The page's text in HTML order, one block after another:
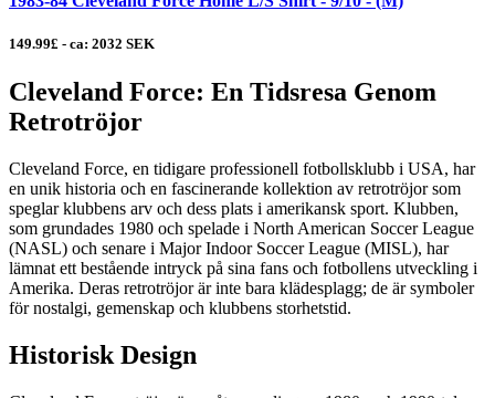
149.99£ - ca: 2032 SEK
Cleveland Force: En Tidsresa Genom
Retrotröjor
Cleveland Force, en tidigare professionell fotbollsklubb i USA, har
en unik historia och en fascinerande kollektion av retrotröjor som
speglar klubbens arv och dess plats i amerikansk sport. Klubben,
som grundades 1980 och spelade i North American Soccer League
(NASL) och senare i Major Indoor Soccer League (MISL), har
lämnat ett bestående intryck på sina fans och fotbollens utveckling i
Amerika. Deras retrotröjor är inte bara klädesplagg; de är symboler
för nostalgi, gemenskap och klubbens storhetstid.
Historisk Design